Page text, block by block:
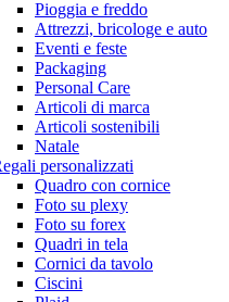
Pioggia e freddo
Attrezzi, bricologe e auto
Eventi e feste
Packaging
Personal Care
Articoli di marca
Articoli sostenibili
Natale
personalizzati
Quadro con cornice
Foto su plexy
Foto su forex
Quadri in tela
Cornici da tavolo
Ciscini